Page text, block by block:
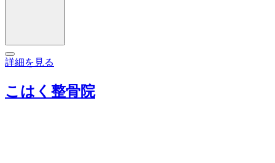
詳細を見る
こはく整骨院